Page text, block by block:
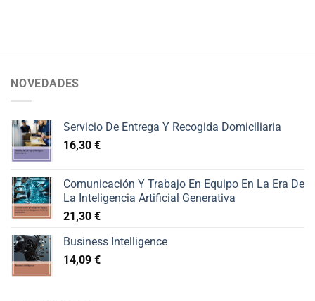
NOVEDADES
Servicio De Entrega Y Recogida Domiciliaria
16,30 €
Comunicación Y Trabajo En Equipo En La Era De
La Inteligencia Artificial Generativa
21,30 €
Business Intelligence
14,09 €